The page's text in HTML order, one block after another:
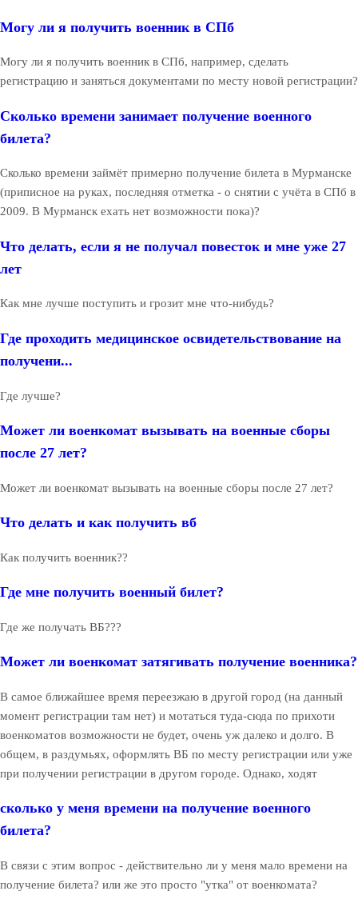
Могу ли я получить военник в СПб
Могу ли я получить военник в СПб, например, сделать
регистрацию и заняться документами по месту новой регистрации?
Сколько времени занимает получение военного
билета?
Сколько времени займёт примерно получение билета в Мурманске
(приписное на руках, последняя отметка - о снятии с учёта в СПб в
2009. В Мурманск ехать нет возможности пока)?
Что делать, если я не получал повесток и мне уже 27
лет
Как мне лучше поступить и грозит мне что-нибудь?
Где проходить медицинское освидетельствование на
получени...
Где лучше?
Может ли военкомат вызывать на военные сборы
после 27 лет?
Может ли военкомат вызывать на военные сборы после 27 лет?
Что делать и как получить вб
Как получить военник??
Где мне получить военный билет?
Где же получать ВБ???
Может ли военкомат затягивать получение военника?
В самое ближайшее время переезжаю в другой город (на данный
момент регистрации там нет) и мотаться туда-сюда по прихоти
военкоматов возможности не будет, очень уж далеко и долго. В
общем, в раздумьях, оформлять ВБ по месту регистрации или уже
при получении регистрации в другом городе. Однако, ходят
сколько у меня времени на получение военного
билета?
В связи с этим вопрос - действительно ли у меня мало времени на
получение билета? или же это просто "утка" от военкомата?